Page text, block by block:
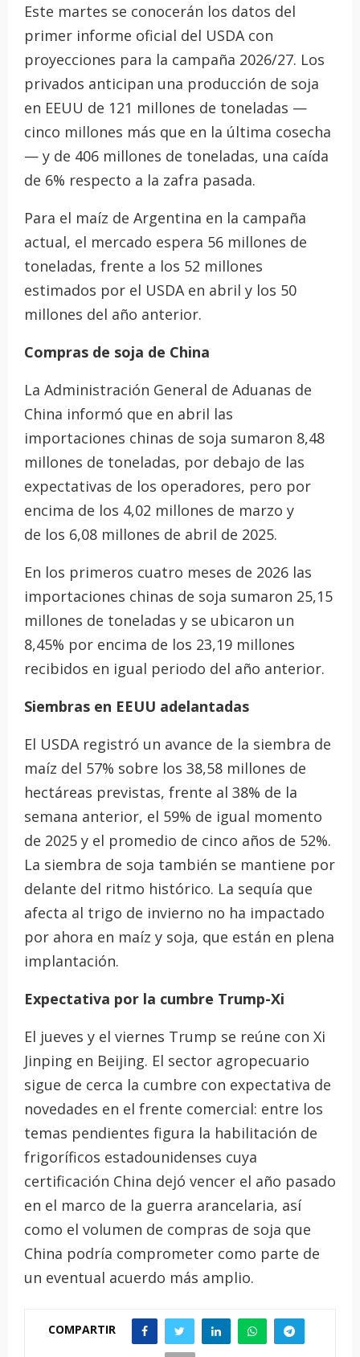
Este martes se conocerán los datos del
primer informe oficial del USDA con
proyecciones para la campaña 2026/27. Los
privados anticipan una producción de soja
en EEUU de 121 millones de toneladas —
cinco millones más que en la última cosecha
— y de 406 millones de toneladas, una caída
de 6% respecto a la zafra pasada.
Para el maíz de Argentina en la campaña
actual, el mercado espera 56 millones de
toneladas, frente a los 52 millones
estimados por el USDA en abril y los 50
millones del año anterior.
Compras de soja de China
La Administración General de Aduanas de
China informó que en abril las
importaciones chinas de soja sumaron 8,48
millones de toneladas, por debajo de las
expectativas de los operadores, pero por
encima de los 4,02 millones de marzo y
de los 6,08 millones de abril de 2025.
En los primeros cuatro meses de 2026 las
importaciones chinas de soja sumaron 25,15
millones de toneladas y se ubicaron un
8,45% por encima de los 23,19 millones
recibidos en igual periodo del año anterior.
Siembras en EEUU adelantadas
El USDA registró un avance de la siembra de
maíz del 57% sobre los 38,58 millones de
hectáreas previstas, frente al 38% de la
semana anterior, el 59% de igual momento
de 2025 y el promedio de cinco años de 52%.
La siembra de soja también se mantiene por
delante del ritmo histórico. La sequía que
afecta al trigo de invierno no ha impactado
por ahora en maíz y soja, que están en plena
implantación.
Expectativa por la cumbre Trump-Xi
El jueves y el viernes Trump se reúne con Xi
Jinping en Beijing. El sector agropecuario
sigue de cerca la cumbre con expectativa de
novedades en el frente comercial: entre los
temas pendientes figura la habilitación de
frigoríficos estadounidenses cuya
certificación China dejó vencer el año pasado
en el marco de la guerra arancelaria, así
como el volumen de compras de soja que
China podría comprometer como parte de
un eventual acuerdo más amplio.
COMPARTIR